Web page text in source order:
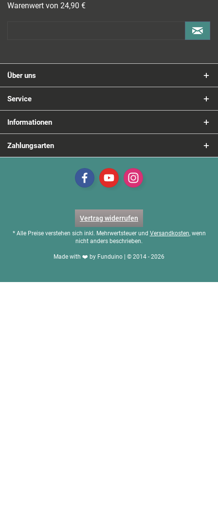
Warenwert von 24,90 €
Über uns
Service
Informationen
Zahlungsarten
Vertrag widerrufen
* Alle Preise verstehen sich inkl. Mehrwertsteuer und Versandkosten, wenn
nicht anders beschrieben.
Made with ❤️ by Funduino | © 2014 - 2026